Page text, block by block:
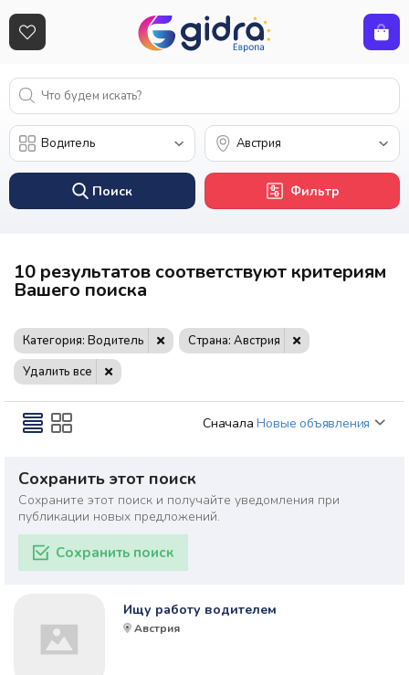
Поиск Фильтр
10 результатов соответствуют критериям
Вашего поиска
Категория: Водитель
Страна: Австрия
Удалить все
Сначала Новые объявления
Сохранить этот поиск
Сохраните этот поиск и получайте уведомления при
публикации новых предложений.
Сохранить поиск
Ищу работу водителем
Австрия